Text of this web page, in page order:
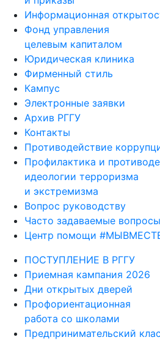
Информационная
Фонд управления
целевым капиталом
Юридическая клиника
Фирменный стиль
Кампус
Электронные заявки
Архив РГГУ
Контакты
Противодействие
Профилактика и
идеологии терроризма
и экстремизма
Вопрос руководству
Часто задаваемые вопросы
Центр помощи
ПОСТУПЛЕНИЕ В РГГУ
Приемная кампания 2026
Дни открытых дверей
Профориентационная
работа со школами
Предпринимательский